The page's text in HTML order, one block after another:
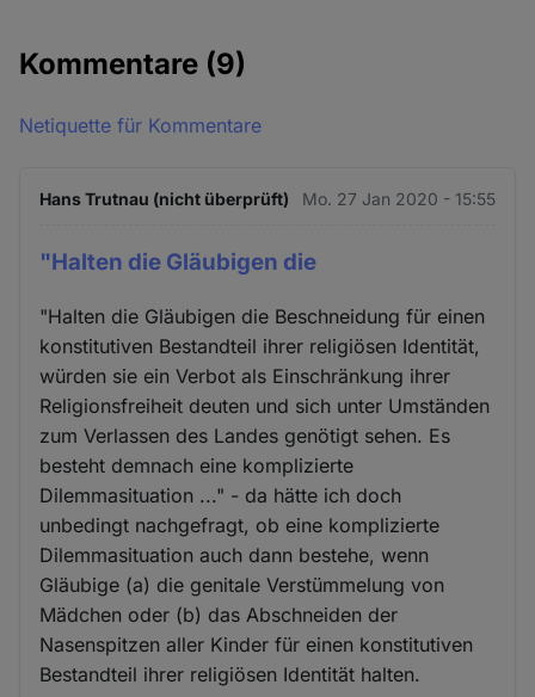
Kommentare (9)
Netiquette für Kommentare
Hans Trutnau (nicht überprüft) Mo. 27 Jan 2020 - 15:55
"Halten die Gläubigen die
"Halten die Gläubigen die Beschneidung für einen
konstitutiven Bestandteil ihrer religiösen Identität,
würden sie ein Verbot als Einschränkung ihrer
Religionsfreiheit deuten und sich unter Umständen
zum Verlassen des Landes genötigt sehen. Es
besteht demnach eine komplizierte
Dilemmasituation ..." - da hätte ich doch
unbedingt nachgefragt, ob eine komplizierte
Dilemmasituation auch dann bestehe, wenn
Gläubige (a) die genitale Verstümmelung von
Mädchen oder (b) das Abschneiden der
Nasenspitzen aller Kinder für einen konstitutiven
Bestandteil ihrer religiösen Identität halten.